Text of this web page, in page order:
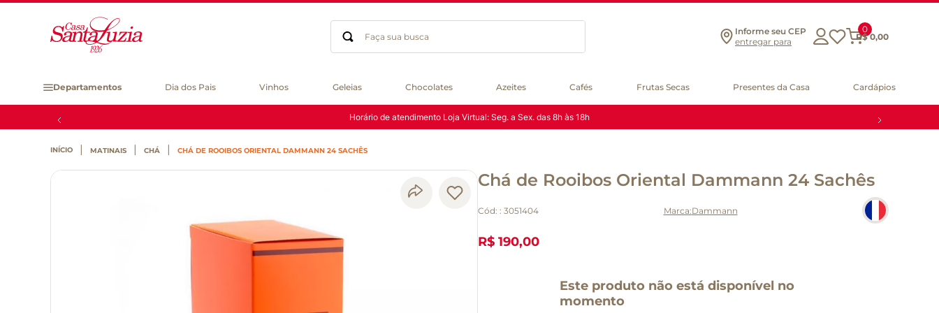
Faça sua busca
Informe seu CEP
entregar para
0
R$ 0,00
Departamentos Dia dos Pais Vinhos Geleias Chocolates Azeites Cafés Frutas Secas Presentes da Casa Cardápios
Horário de atendimento Loja Virtual: Seg. a Sex. das 8h às 18h
MATINAIS CHÁ CHÁ DE ROOIBOS ORIENTAL DAMMANN 24 SACHÊS
Chá de Rooibos Oriental Dammann 24 Sachês
Cód: : 3051404 Dammann
R$ 190,00
Este produto não está disponível no
momento
gluten
chocolate